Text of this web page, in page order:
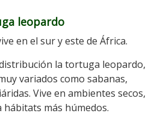
leopardo
en el sur y este de África.
la tortuga leopardo,
variados como sabanas,
Vive en ambientes secos,
hábitats más húmedos.